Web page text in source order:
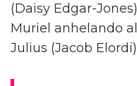
(Daisy Edgar-
Muriel anhelando
Julius (Jacob